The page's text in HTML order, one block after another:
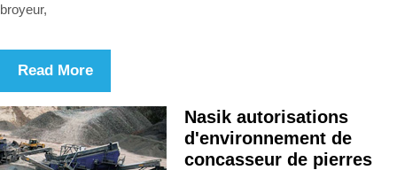
broyeur,
Read More
Nasik autorisations
d'environnement de
concasseur de pierres